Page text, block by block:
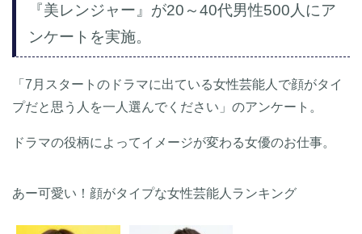
『美レンジャー』が20～40代男性500人にア
ンケートを実施。
「7月スタートのドラマに出ている女性芸能人で顔がタイ
プだと思う人を一人選んでください」のアンケート。
ドラマの役柄によってイメージが変わる女優のお仕事。
あー可愛い！顔がタイプな女性芸能人ランキング